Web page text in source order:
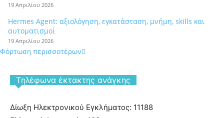
19 Απριλίου 2026
Hermes Agent: αξιολόγηση, εγκατάσταση, μνήμη, skills και
αυτοματισμοί
19 Απριλίου 2026
Φόρτωση περισσοτέρων
Tηλέφωνα έκτακτης ανάγκης
Δίωξη Ηλεκτρονικού Εγκλήματος: 11188